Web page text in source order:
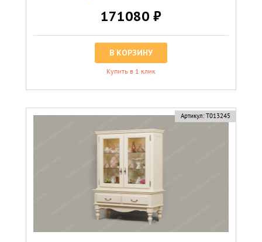
171080 ₽
В КОРЗИНУ
Купить в 1 клик
Артикул: Т013245